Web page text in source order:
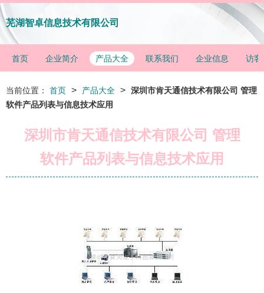
芜湖智卓信息技术有限公司
首页 企业简介 产品大全 联系我们 企业信息 访客
当前位置： 首页 > 产品大全 > 深圳市肯天通信技术有限公司 管理
软件产品列表与信息技术应用
深圳市肯天通信技术有限公司 管理
软件产品列表与信息技术应用